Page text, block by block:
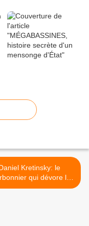
Kretinsky: le
qui dévore la
et l'édition française